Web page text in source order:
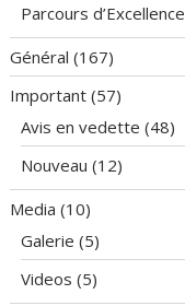
Parcours d’Excellence
Général (167)
Important (57)
Avis en vedette (48)
Nouveau (12)
Media (10)
Galerie (5)
Videos (5)